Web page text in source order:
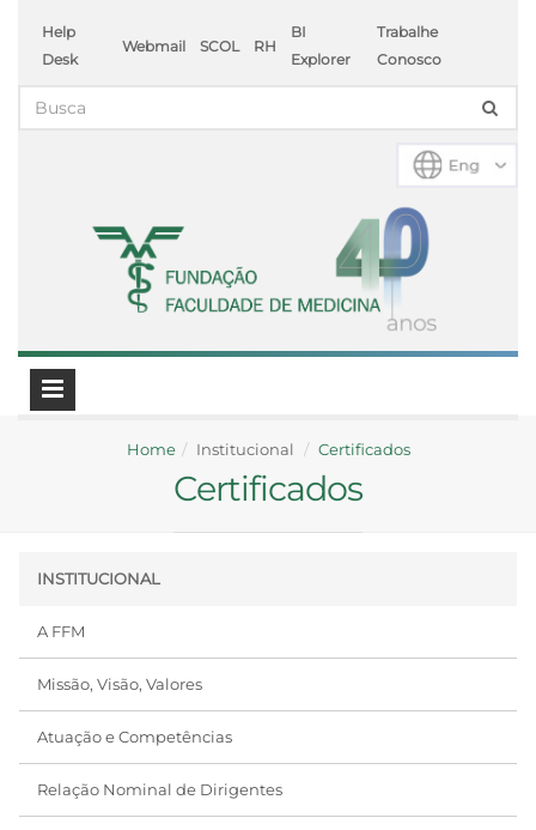
Help
Desk
Webmail SCOL RH
BI
Explorer
Trabalhe
Conosco
Home Institucional Certificados
Certificados
INSTITUCIONAL
A FFM
Missão, Visão, Valores
Atuação e Competências
Relação Nominal de Dirigentes